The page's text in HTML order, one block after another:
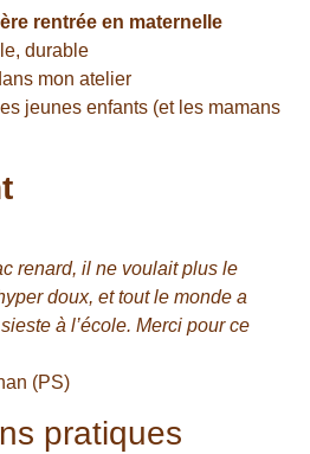
rentrée en maternelle
durable
mon atelier
jeunes enfants (et les mamans
renard, il ne voulait plus le
doux, et tout le monde a
à l’école. Merci pour ce
(PS)
pratiques